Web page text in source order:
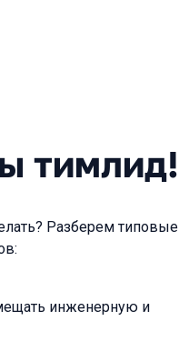
тимлид!
Разберем типовые
инженерную и